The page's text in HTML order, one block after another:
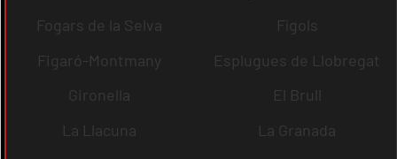
Fogars de la Selva
Fígols
Figaró-Montmany
Esplugues de Llobregat
Gironella
El Brull
La Llacuna
La Granada